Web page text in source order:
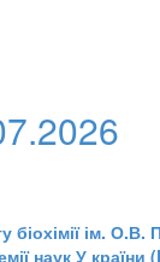
біохімії ім. О.В.
наук У країни